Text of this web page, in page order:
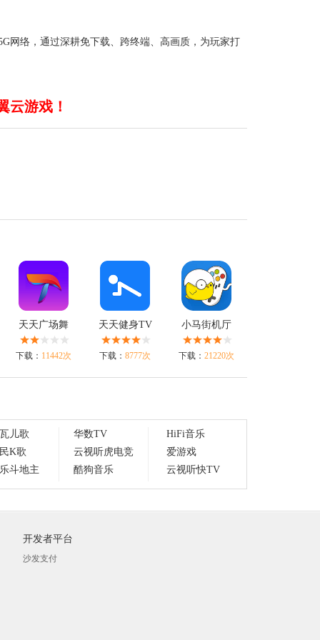
网络，通过深耕免下载、跨终端、高画质，为玩家打
云游戏！
天天广场舞
下载： 11442次
天天健身TV
下载： 8777次
小马街机厅
下载： 21220次
儿歌
K歌
斗地主
华数TV
云视听虎电竞
酷狗音乐
HiFi音乐
爱游戏
云视听快TV
开发者平台
沙发支付